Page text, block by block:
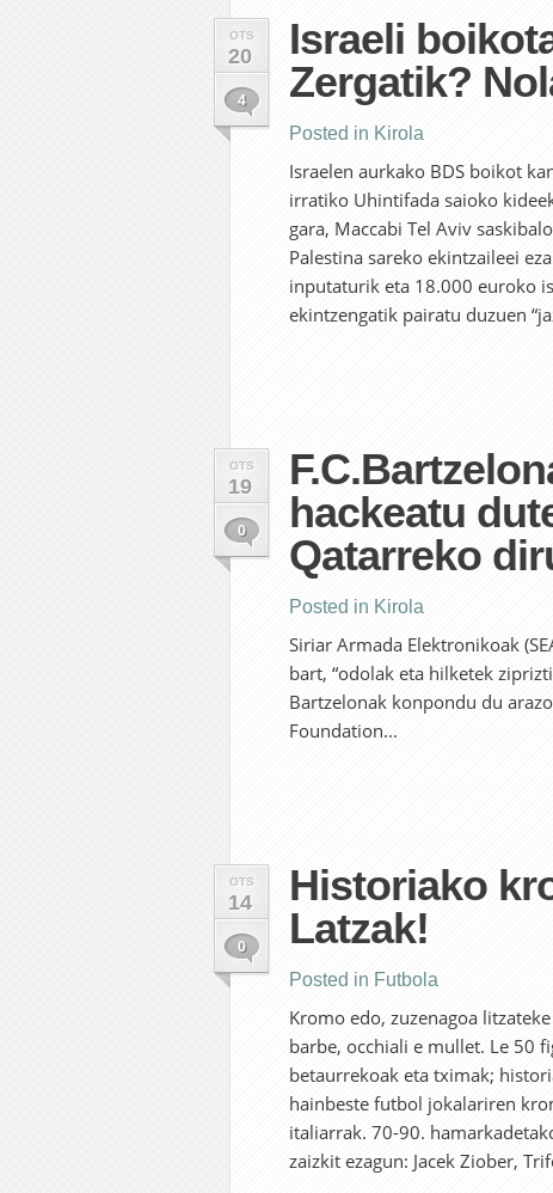
OTS
20
4
Israeli
Zergatik?
Posted in Kirola
Israelen aurkako BDS boikot
irratiko Uhintifada saioko
gara, Maccabi Tel Aviv
Palestina sareko ekintzaileei
inputaturik eta 18.000 euroko
ekintzengatik pairatu duzuen
OTS
19
0
hackeatu
Qatarreko
Posted in Kirola
Siriar Armada Elektronikoak
bart, “odolak eta hilketek
Bartzelonak konpondu du
Foundation...
OTS
14
0
Historiako
Latzak!
Posted in Futbola
Kromo edo, zuzenagoa
barbe, occhiali e mullet. Le 50
betaurrekoak eta tximak;
hainbeste futbol jokalariren
italiarrak. 70-90.
zaizkit ezagun: Jacek Ziober,